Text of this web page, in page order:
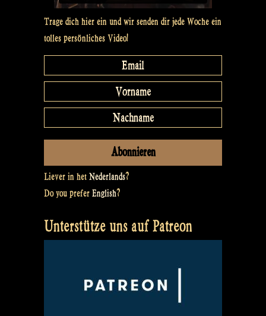
Trage dich hier ein und wir senden dir jede Woche ein
tolles persönliches Video!
Liever in het Nederlands?
Do you prefer English?
Unterstütze uns auf Patreon